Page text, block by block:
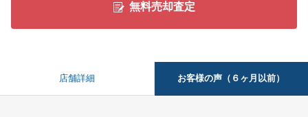
無料売却査定
店舗詳細 お客様の声（６ヶ月以前）